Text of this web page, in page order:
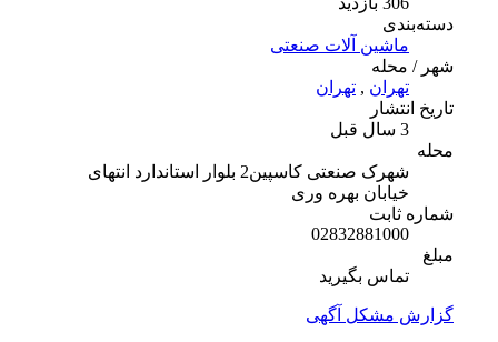
دسته‌بندی
ماشین آلات صنعتی
شهر / محله
تهران,تهران
تاریخ انتشار
شهرک صنعتی کاسپین2 بلوار استاندارد انتهای
خیابان بهره وری
شماره ثابت
02832881000
تماس بگیرید
گزارش مشکل آگهی